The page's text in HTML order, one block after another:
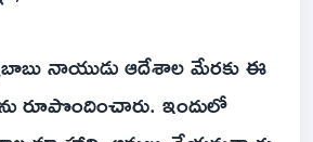
నాయుడు ఆదేశాల మేరకు ఈ
రూపొందించారు. ఇందులో